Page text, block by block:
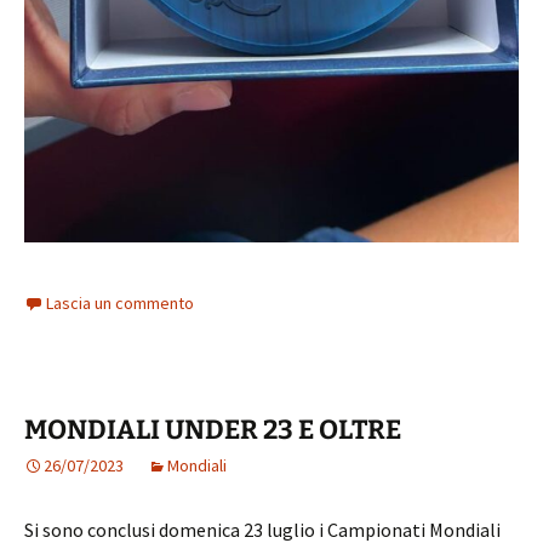
Lascia un commento
MONDIALI UNDER 23 E OLTRE
26/07/2023 Mondiali
Si sono conclusi domenica 23 luglio i Campionati Mondiali